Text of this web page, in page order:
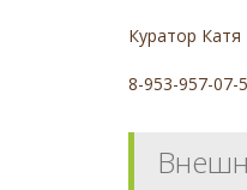
Куратор Катя
8-953-957-07-